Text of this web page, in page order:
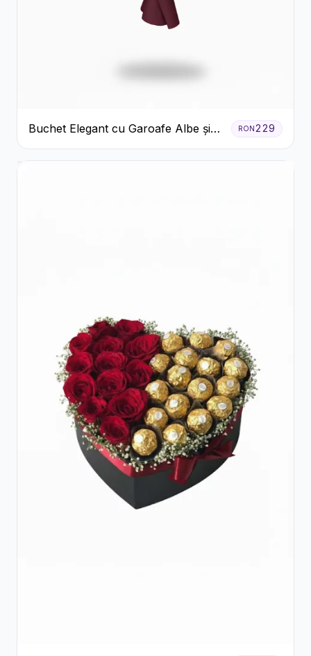
Buchet Elegant cu Garoafe Albe și
Eucalipt
RON229